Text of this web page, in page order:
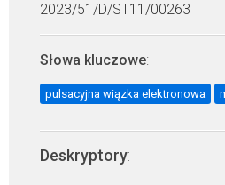
2023/51/D/ST11/00263
Słowa kluczowe:
pulsacyjna wiązka elektronowa
Deskryptory: